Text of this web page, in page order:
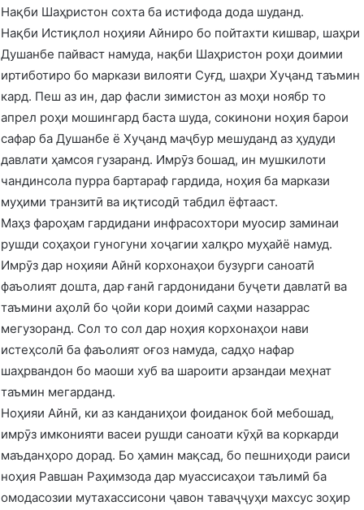
Нақби Шаҳристон сохта ба истифода дода шуданд.
Нақби Истиқлол ноҳияи Айниро бо пойтахти кишвар, шаҳри
Душанбе пайваст намуда, нақби Шаҳристон роҳи доимии
иртиботиро бо маркази вилояти Суғд, шаҳри Хуҷанд таъмин
кард. Пеш аз ин, дар фасли зимистон аз моҳи ноябр то
апрел роҳи мошингард баста шуда, сокинони ноҳия барои
сафар ба Душанбе ё Хуҷанд маҷбур мешуданд аз ҳудуди
давлати ҳамсоя гузаранд. Имрӯз бошад, ин мушкилоти
чандинсола пурра бартараф гардида, ноҳия ба маркази
муҳими транзитӣ ва иқтисодӣ табдил ёфтааст.
Маҳз фароҳам гардидани инфрасохтори муосир заминаи
рушди соҳаҳои гуногуни хоҷагии халқро муҳайё намуд.
Имрӯз дар ноҳияи Айнӣ корхонаҳои бузурги саноатӣ
фаъолият дошта, дар ғанӣ гардонидани буҷети давлатӣ ва
таъмини аҳолӣ бо ҷойи кори доимӣ саҳми назаррас
мегузоранд. Сол то сол дар ноҳия корхонаҳои нави
истеҳсолӣ ба фаъолият оғоз намуда, садҳо нафар
шаҳрвандон бо маоши хуб ва шароити арзандаи меҳнат
таъмин мегарданд.
Ноҳияи Айнӣ, ки аз канданиҳои фоиданок бой мебошад,
имрӯз имконияти васеи рушди саноати кӯҳӣ ва коркарди
маъданҳоро дорад. Бо ҳамин мақсад, бо пешниҳоди раиси
ноҳия Равшан Раҳимзода дар муассисаҳои таълимӣ ба
омодасозии мутахассисони ҷавон таваҷҷуҳи махсус зоҳир